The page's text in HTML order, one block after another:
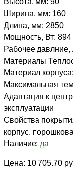
Высота, мм: 90
Ширина, мм: 160
Длина, мм: 2850
Мощность, Вт: 894
Рабочее давлние,
Материалы
Материал корпуса:
Максимальная
Адаптация к
эксплуатации
Свойства
корпус,
Наличие: да
Цена: 10 705.70